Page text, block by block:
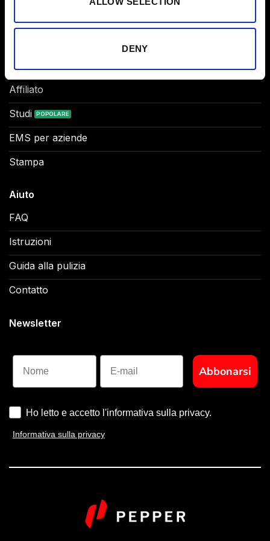
DENY
Buono Regalo
Partner
Affiliato
Studi
EMS per aziende
Stampa
Aiuto
FAQ
Istruzioni
Guida alla pulizia
Contatto
Newsletter
Nome
Abbonarsi
Ho letto e accetto l'informativa sulla privacy.
Informativa sulla privacy